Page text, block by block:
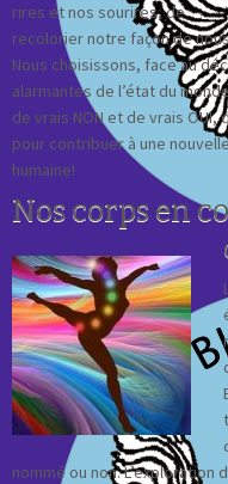
rires et nos sourires, de
recolorier notre façon de
Nous choisissons, face au
alarmantes de l’état du
de vrais NON et de vrais
pour contribuer à une
humaine!
Nos corps en
nommé ou non.